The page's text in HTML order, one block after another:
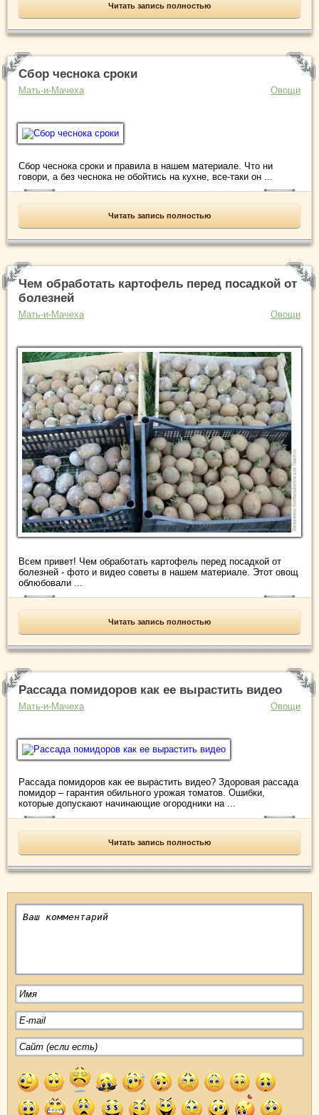
Читать запись полностью
Сбор чеснока сроки
Мать-и-Мачеха Овощи
Сбор чеснока сроки и правила в нашем материале. Что ни
говори, а без чеснока не обойтись на кухне, все-таки он ...
Читать запись полностью
Чем обработать картофель перед посадкой от
болезней
Мать-и-Мачеха Овощи
Всем привет! Чем обработать картофель перед посадкой от
болезней - фото и видео советы в нашем материале. Этот овощ
облюбовали ...
Читать запись полностью
Рассада помидоров как ее вырастить видео
Мать-и-Мачеха Овощи
Рассада помидоров как ее вырастить видео? Здоровая рассада
помидор – гарантия обильного урожая томатов. Ошибки,
которые допускают начинающие огородники на ...
Читать запись полностью